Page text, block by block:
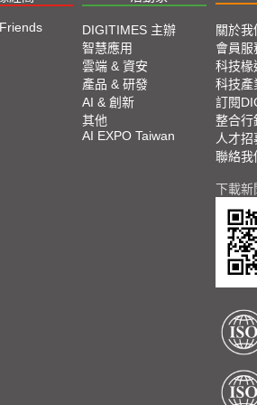
DIGITIMES 主辦
智慧應用
雲端 & 資安
產品 & 研發
AI & 創新
其他
AI EXPO Taiwan
關於我
會員服
科技椽
科技產
訂閱
整合行
人才招
聯絡我
下載新